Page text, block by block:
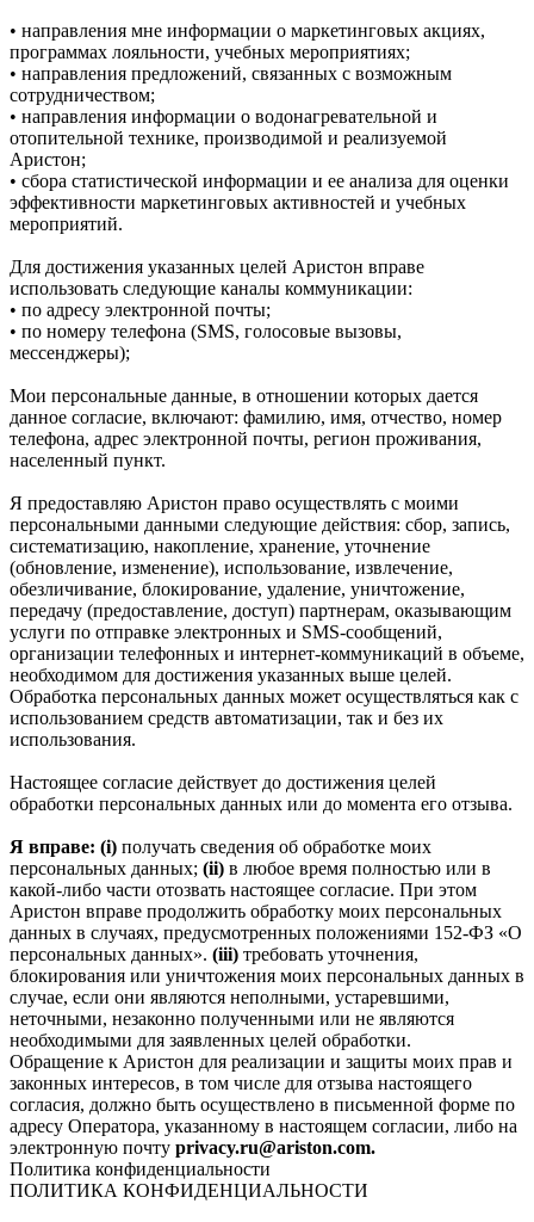
• направления мне информации о маркетинговых акциях,
программах лояльности, учебных мероприятиях;
• направления предложений, связанных с возможным
сотрудничеством;
• направления информации о водонагревательной и
отопительной технике, производимой и реализуемой
Аристон;
• сбора статистической информации и ее анализа для оценки
эффективности маркетинговых активностей и учебных
мероприятий.
Для достижения указанных целей Аристон вправе
использовать следующие каналы коммуникации:
• по адресу электронной почты;
• по номеру телефона (SMS, голосовые вызовы,
мессенджеры);
Мои персональные данные, в отношении которых дается
данное согласие, включают: фамилию, имя, отчество, номер
телефона, адрес электронной почты, регион проживания,
населенный пункт.
Я предоставляю Аристон право осуществлять с моими
персональными данными следующие действия: сбор, запись,
систематизацию, накопление, хранение, уточнение
(обновление, изменение), использование, извлечение,
обезличивание, блокирование, удаление, уничтожение,
передачу (предоставление, доступ) партнерам, оказывающим
услуги по отправке электронных и SMS‑сообщений,
организации телефонных и интернет‑коммуникаций в объеме,
необходимом для достижения указанных выше целей.
Обработка персональных данных может осуществляться как с
использованием средств автоматизации, так и без их
использования.
Настоящее согласие действует до достижения целей
обработки персональных данных или до момента его отзыва.
Я вправе: (i) получать сведения об обработке моих
персональных данных; (ii) в любое время полностью или в
какой-либо части отозвать настоящее согласие. При этом
Аристон вправе продолжить обработку моих персональных
данных в случаях, предусмотренных положениями 152-ФЗ «О
персональных данных». (iii) требовать уточнения,
блокирования или уничтожения моих персональных данных в
случае, если они являются неполными, устаревшими,
неточными, незаконно полученными или не являются
необходимыми для заявленных целей обработки.
Обращение к Аристон для реализации и защиты моих прав и
законных интересов, в том числе для отзыва настоящего
согласия, должно быть осуществлено в письменной форме по
адресу Оператора, указанному в настоящем согласии, либо на
электронную почту privacy.ru@ariston.com.
Политика конфиденциальности
ПОЛИТИКА КОНФИДЕНЦИАЛЬНОСТИ